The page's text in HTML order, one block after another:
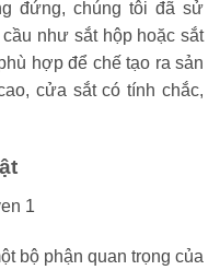
đứng, chúng tôi đã sử
như sắt hộp hoặc sắt
hợp để chế tạo ra sản
cửa sắt có tính chắc,
bộ phận quan trọng của